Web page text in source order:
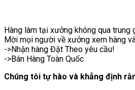
Hàng làm tại xưởng không qua trung
Mời mọi người về xưởng xem hàng
->Nhận hàng Đặt Theo yêu cầu!
->Bán Hàng Toàn Quốc
Chúng tôi tự hào và khẳng định